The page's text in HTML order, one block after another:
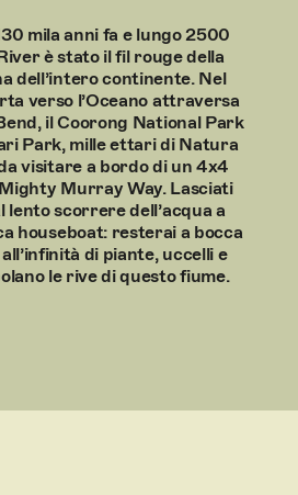
mila anni fa e lungo 2500
è stato il fil rouge della
dell’intero continente. Nel
verso l’Oceano attraversa
il Coorong National Park
Park, mille ettari di Natura
visitare a bordo di un 4x4
Murray Way. Lasciati
scorrere dell’acqua a
houseboat: resterai a bocca
di piante, uccelli e
le rive di questo fiume.